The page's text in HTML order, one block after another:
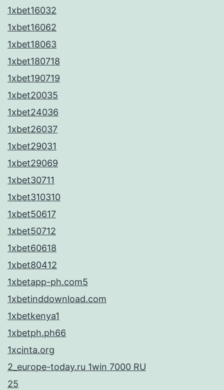
1xbet16032
1xbet16062
1xbet18063
1xbet180718
1xbet190719
1xbet20035
1xbet24036
1xbet26037
1xbet29031
1xbet29069
1xbet30711
1xbet310310
1xbet50617
1xbet50712
1xbet60618
1xbet80412
1xbetapp-ph.com5
1xbetinddownload.com
1xbetkenya1
1xbetph.ph66
1xcinta.org
2_europe-today.ru 1win 7000 RU
25